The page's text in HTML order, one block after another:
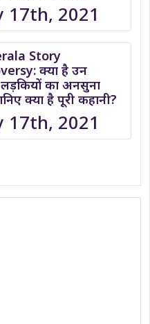
17th, 2021
Story
क्या है उन
का अनसुना
क्या है पूरी कहानी?
17th, 2021